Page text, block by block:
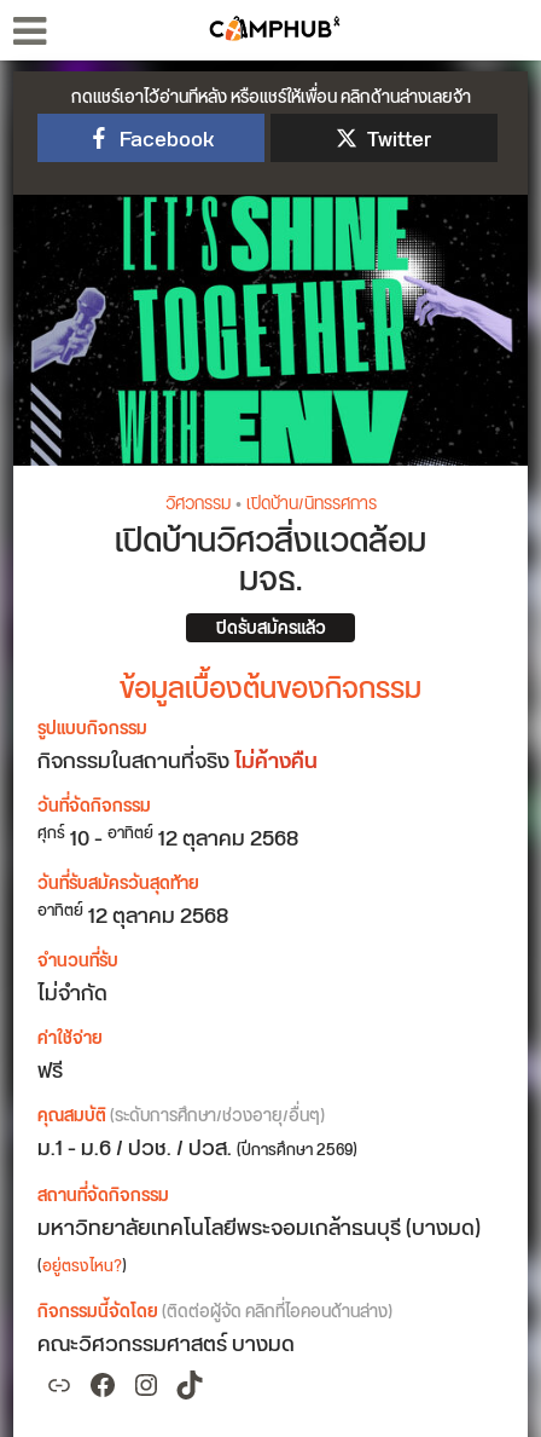
กดแชร์เอาไว้อ่านทีหลัง หรือแชร์ให้เพื่อน คลิกด้านล่างเลยจ้า
Facebook Twitter
วิศวกรรม•เปิดบ้าน/นิทรรศการ
เปิดบ้านวิศวสิ่งแวดล้อม
มจธ.
ปิดรับสมัครแล้ว
ข้อมูลเบื้องต้นของกิจกรรม
รูปแบบกิจกรรม
กิจกรรมในสถานที่จริงไม่ค้างคืน
วันที่จัดกิจกรรม
ศุกร์10-อาทิตย์12ตุลาคม 2568
วันที่รับสมัครวันสุดท้าย
อาทิตย์12 ตุลาคม 2568
จำนวนที่รับ
ไม่จำกัด
ค่าใช้จ่าย
ฟรี
คุณสมบัติ(ระดับการศึกษา/ช่วงอายุ/อื่นๆ)
ม.1 - ม.6 / ปวช. / ปวส.(ปีการศึกษา 2569)
สถานที่จัดกิจกรรม
มหาวิทยาลัยเทคโนโลยีพระจอมเกล้าธนบุรี (บางมด)
(อยู่ตรงไหน?)
กิจกรรมนี้จัดโดย(ติดต่อผู้จัด คลิกที่ไอคอนด้านล่าง)
คณะวิศวกรรมศาสตร์ บางมด
LinkFacebook
Instagram
TikTok